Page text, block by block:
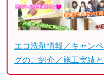
エコ洗剤情報／キャン
グのご紹介／施工実績